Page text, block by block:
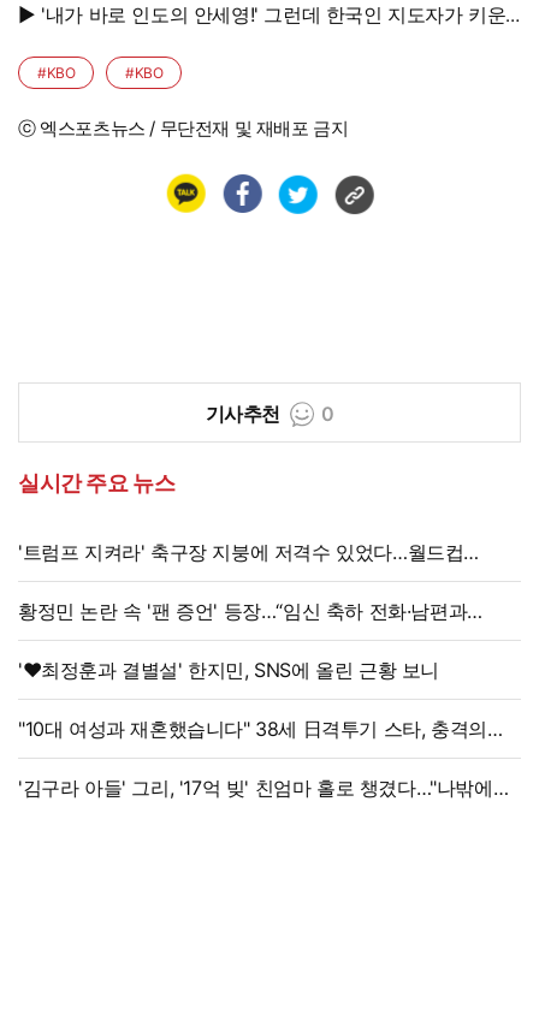
량
▶ '내가 바로 인도의 안세영!' 그런데 한국인 지도자가 키운
#KBO #KBO
ⓒ 엑스포츠뉴스 / 무단전재 및 재배포 금지
기사추천 0
실시간 주요 뉴스
'트럼프 지켜라' 축구장 지붕에 저격수 있었다…월드컵
결승전 비화
황정민 논란 속 '팬 증언' 등장…“임신 축하 전화·남편과
식사도”
'♥최정훈과 결별설' 한지민, SNS에 올린 근황 보니
"10대 여성과 재혼했습니다" 38세 日격투기 스타, 충격의
재혼 발표
'김구라 아들' 그리, '17억 빚' 친엄마 홀로 챙겼다…"나밖에